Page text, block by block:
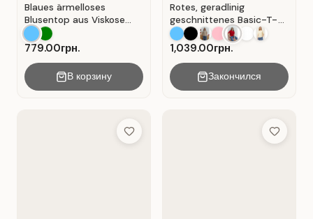
Blaues ärmelloses
Blusentop aus Viskose
mit V-Ausschnitt . Blau .
779.00грн.
В корзину
Rotes, geradlinig
geschnittenes Basic-T-
Shirt aus Baumwolle . Rot
.1,039.00грн.
Закончился
Add to Wish List Add to